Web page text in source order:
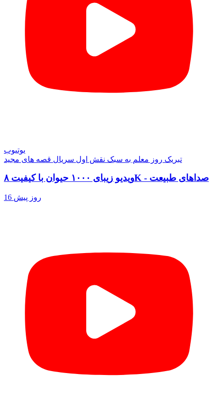
یوتیوب
تبریک روز معلم به سبک نقش اول سریال قصه های مجید
ویدیو زیبای ۱۰۰۰ حیوان با کیفیت ۸K - صداهای طبیعت
16 روز پیش